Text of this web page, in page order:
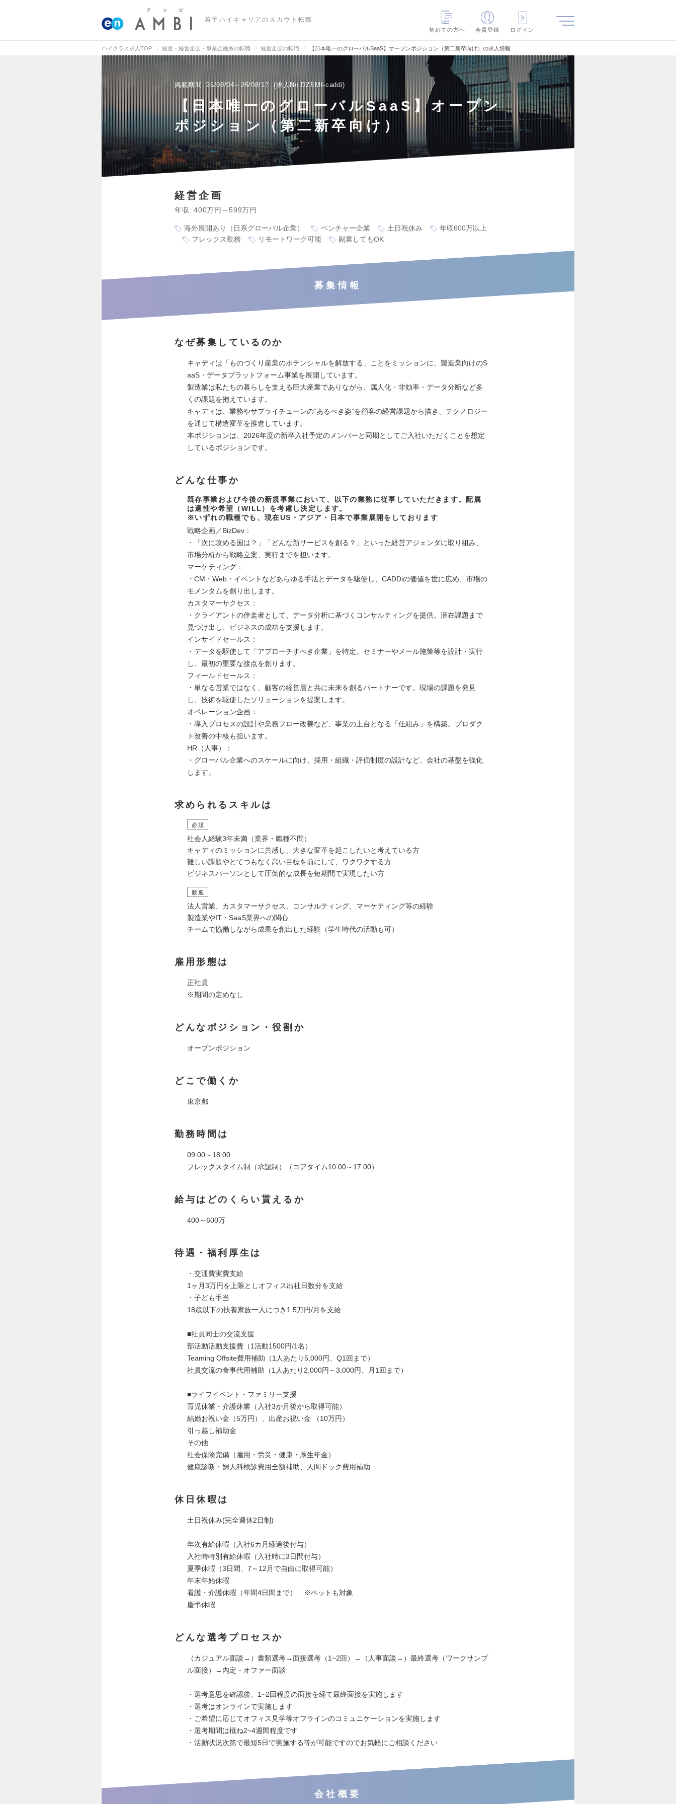
若手ハイキャリアのスカウト転職
初めての方へ
会員登録 ログイン
ハイクラス求人TOP 経営・経営企画・事業企画系の転職 経営企画の転職 【日本唯一のグローバルSaaS】オープンポジション（第二新卒向け）の求人情報
掲載期間 26/08/04～26/08/17 求人No.DZEMI-caddi
【日本唯一のグローバルSaaS】オープン
ポジション（第二新卒向け）
経営企画
年収 400万円～599万円
海外展開あり（日系グローバル企業） ベンチャー企業 土日祝休み
年収600万以上
フレックス勤務
リモートワーク可能 副業してもOK
募集情報
なぜ募集しているのか
キャディは「ものづくり産業のポテンシャルを解放する」ことをミッションに、製造業向けのS
aaS・データプラットフォーム事業を展開しています。
製造業は私たちの暮らしを支える巨大産業でありながら、属人化・非効率・データ分断など多
くの課題を抱えています。
キャディは、業務やサプライチェーンの“あるべき姿”を顧客の経営課題から描き、テクノロジー
を通じて構造変革を推進しています。
本ポジションは、2026年度の新卒入社予定のメンバーと同期としてご入社いただくことを想定
しているポジションです。
どんな仕事か
既存事業および今後の新規事業において、以下の業務に従事していただきます。配属
は適性や希望（WILL）を考慮し決定します。
※いずれの職種でも、現在US・アジア・日本で事業展開をしております
戦略企画／BizDev：
・「次に攻める国は？」「どんな新サービスを創る？」といった経営アジェンダに取り組み、
市場分析から戦略立案、実行までを担います。
マーケティング：
・CM・Web・イベントなどあらゆる手法とデータを駆使し、CADDiの価値を世に広め、市場の
モメンタムを創り出します。
カスタマーサクセス：
・クライアントの伴走者として、データ分析に基づくコンサルティングを提供。潜在課題まで
見つけ出し、ビジネスの成功を支援します。
インサイドセールス：
・データを駆使して「アプローチすべき企業」を特定。セミナーやメール施策等を設計・実行
し、最初の重要な接点を創ります。
フィールドセールス：
・単なる営業ではなく、顧客の経営層と共に未来を創るパートナーです。現場の課題を発見
し、技術を駆使したソリューションを提案します。
オペレーション企画：
・導入プロセスの設計や業務フロー改善など、事業の土台となる「仕組み」を構築。プロダク
ト改善の中核も担います。
HR（人事）：
・グローバル企業へのスケールに向け、採用・組織・評価制度の設計など、会社の基盤を強化
します。
求められるスキルは
必須
社会人経験3年未満（業界・職種不問）
キャディのミッションに共感し、大きな変革を起こしたいと考えている方
難しい課題やとてつもなく高い目標を前にして、ワクワクする方
ビジネスパーソンとして圧倒的な成長を短期間で実現したい方
歓迎
法人営業、カスタマーサクセス、コンサルティング、マーケティング等の経験
製造業やIT・SaaS業界への関心
チームで協働しながら成果を創出した経験（学生時代の活動も可）
雇用形態は
正社員
※期間の定めなし
どんなポジション・役割か
オープンポジション
どこで働くか
東京都
勤務時間は
09:00～18:00
フレックスタイム制（承認制）（コアタイム10:00～17:00）
給与はどのくらい貰えるか
400～600万
待遇・福利厚生は
・交通費実費支給
1ヶ月3万円を上限としオフィス出社日数分を支給
・子ども手当
18歳以下の扶養家族一人につき1.5万円/月を支給
■社員同士の交流支援
部活動活動支援費（1活動1500円/1名）
Teaming Offsite費用補助（1人あたり5,000円、Q1回まで）
社員交流の食事代用補助（1人あたり2,000円～3,000円、月1回まで）
■ライフイベント・ファミリー支援
育児休業・介護休業（入社3か月後から取得可能）
結婚お祝い金（5万円）、出産お祝い金 （10万円）
引っ越し補助金
その他
社会保険完備（雇用・労災・健康・厚生年金）
健康診断・婦人科検診費用全額補助、人間ドック費用補助
休日休暇は
土日祝休み(完全週休2日制)
年次有給休暇（入社6カ月経過後付与）
入社時特別有給休暇（入社時に3日間付与）
夏季休暇（3日間、7～12月で自由に取得可能）
年末年始休暇
看護・介護休暇（年間4日間まで） ※ペットも対象
慶弔休暇
どんな選考プロセスか
（カジュアル面談→）書類選考→面接選考（1~2回）→（人事面談→）最終選考（ワークサンプ
ル面接）→内定・オファー面談
・選考意思を確認後、1~2回程度の面接を経て最終面接を実施します
・選考はオンラインで実施します
・ご希望に応じてオフィス見学等オフラインのコミュニケーションを実施します
・選考期間は概ね2~4週間程度です
・活動状況次第で最短5日で実施する等が可能ですのでお気軽にご相談ください
会社概要